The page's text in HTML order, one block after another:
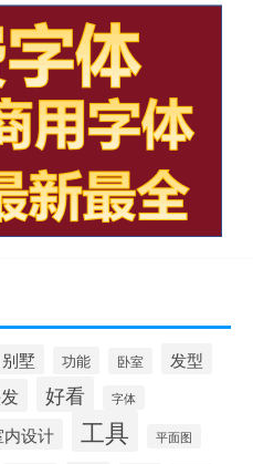
别墅 功能 卧室 发型
好看 字体
内设计 工具 平面图